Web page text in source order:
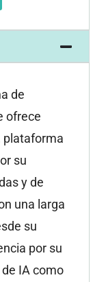
de
ofrece
plataforma
su
y de
una larga
su
por su
IA como